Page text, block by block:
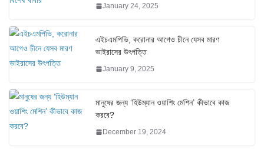
January 24, 2025
এইচএমপিভি, করোনার আগেও চীনে যেসব মারণ
ভাইরাসের উৎপত্তি
January 9, 2025
মানুষের জন্য ‘হিউম্যান ওয়াশিং মেশিন’ কীভাবে কাজ
করবে?
December 19, 2024